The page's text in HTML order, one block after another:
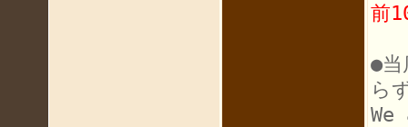
前
●当
ら